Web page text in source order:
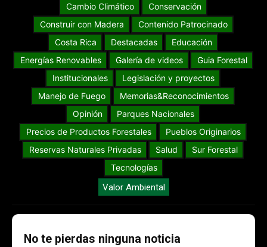
Cambio Climático
Conservación
Construir con Madera
Contenido Patrocinado
Costa Rica
Destacadas
Educación
Energías Renovables
Galería de videos
Guia Forestal
Institucionales
Legislación y proyectos
Manejo de Fuego
Memorias&Reconocimientos
Opinión
Parques Nacionales
Precios de Productos Forestales
Pueblos Originarios
Reservas Naturales Privadas
Salud
Sur Forestal
Tecnologías
Valor Ambiental
No te pierdas ninguna noticia